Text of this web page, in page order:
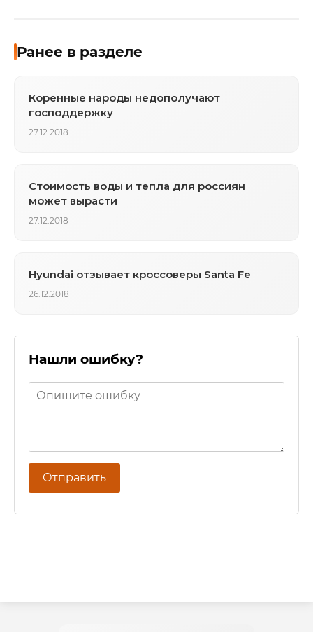
Ранее в разделе
Коренные народы недополучают
господдержку
27.12.2018
Стоимость воды и тепла для россиян
может вырасти
27.12.2018
Hyundai отзывает кроссоверы Santa Fe
26.12.2018
Нашли ошибку?
Отправить